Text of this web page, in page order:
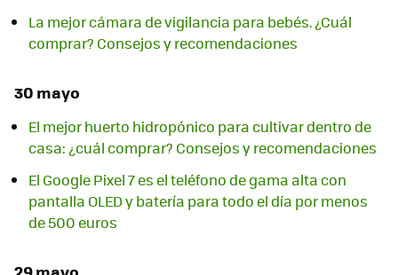
La mejor cámara de vigilancia para bebés. ¿Cuál
comprar? Consejos y recomendaciones
30 mayo
El mejor huerto hidropónico para cultivar dentro de
casa: ¿cuál comprar? Consejos y recomendaciones
El Google Pixel 7 es el teléfono de gama alta con
pantalla OLED y batería para todo el día por menos
de 500 euros